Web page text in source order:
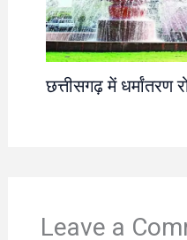
छत्तीसगढ़ में
Leave a